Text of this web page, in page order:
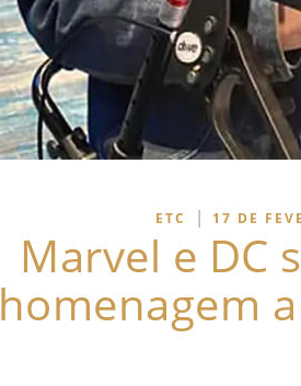
ETC | 17 DE
Marvel e DC
homenagem